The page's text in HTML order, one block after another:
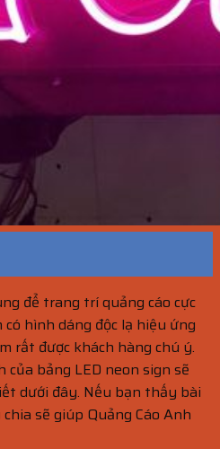
để trang trí quảng cáo cực
hình dáng độc lạ hiệu ứng
rất được khách hàng chú ý.
bảng LED neon sign sẽ
dưới đây. Nếu bạn thấy bài
sẽ giúp Quảng Cáo Anh